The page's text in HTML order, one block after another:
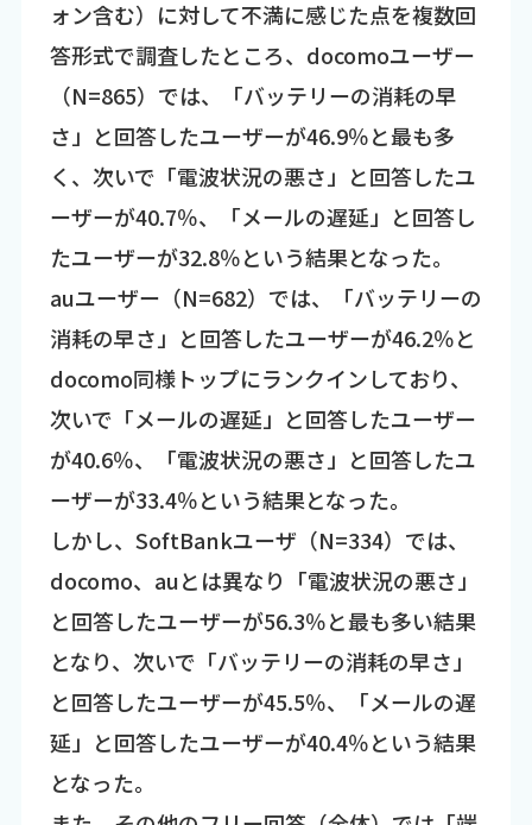
ォン含む）に対して不満に感じた点を複数回
答形式で調査したところ、docomoユーザー
（N=865）では、「バッテリーの消耗の早
さ」と回答したユーザーが46.9％と最も多
く、次いで「電波状況の悪さ」と回答したユ
ーザーが40.7％、「メールの遅延」と回答し
たユーザーが32.8％という結果となった。
auユーザー（N=682）では、「バッテリーの
消耗の早さ」と回答したユーザーが46.2％と
docomo同様トップにランクインしており、
次いで「メールの遅延」と回答したユーザー
が40.6％、「電波状況の悪さ」と回答したユ
ーザーが33.4％という結果となった。
しかし、SoftBankユーザ（N=334）では、
docomo、auとは異なり「電波状況の悪さ」
と回答したユーザーが56.3％と最も多い結果
となり、次いで「バッテリーの消耗の早さ」
と回答したユーザーが45.5％、「メールの遅
延」と回答したユーザーが40.4％という結果
となった。